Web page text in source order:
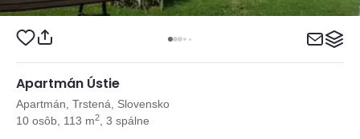
Apartmán Ústie
Apartmán, Trstená, Slovensko
10 osôb, 113 m2 , 3 spálne